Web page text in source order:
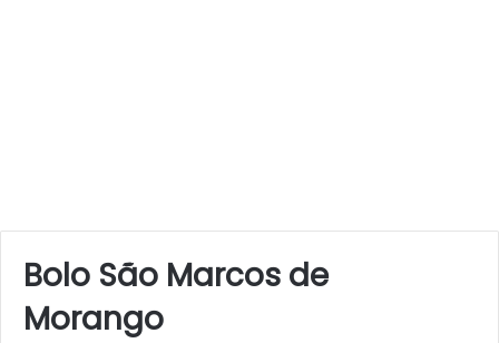
Bolo São Marcos de
Morango